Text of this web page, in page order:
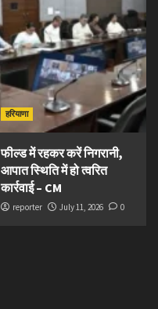
हरियाणा
फील्ड में रहकर करें निगरानी,
आपात स्थिति में हो त्वरित
कार्रवाई – CM
reporter July 11, 2026 0